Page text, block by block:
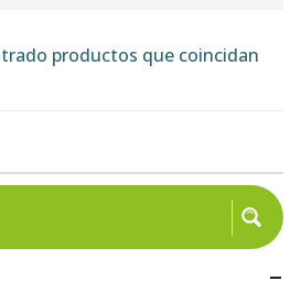
productos que coincidan